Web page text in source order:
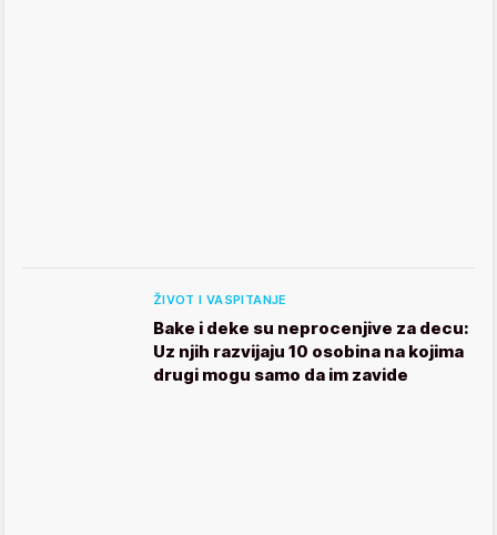
ŽIVOT I VASPITANJE
Bake i deke su neprocenjive za decu:
Uz njih razvijaju 10 osobina na kojima
drugi mogu samo da im zavide